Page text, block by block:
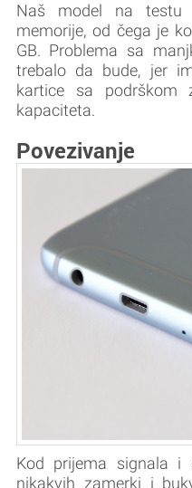
Naš model na
memorije, od čega je
GB. Problema sa
trebalo da bude, jer
kartice sa
kapaciteta.
Povezivanje
Kod prijema signala i
nikakvih zamerki i